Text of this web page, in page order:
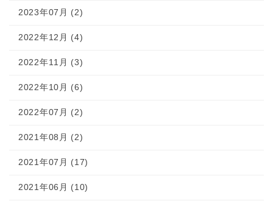
2023年07月 (2)
2022年12月 (4)
2022年11月 (3)
2022年10月 (6)
2022年07月 (2)
2021年08月 (2)
2021年07月 (17)
2021年06月 (10)